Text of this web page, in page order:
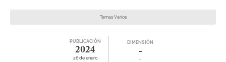
Temas Varios
PUBLICACIÓN
2024
26 de enero
DIMENSIÓN
-
-